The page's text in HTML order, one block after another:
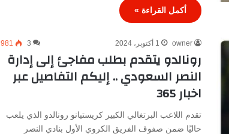
أكمل القراءة »
owner 1 أكتوبر، 2024 3
981
رونالدو يتقدم بطلب مفاجئ إلى إدارة
النصر السعودي .. إليكم التفاصيل عبر
اخبار 365
تقدم اللاعب البرتغالي الكبير كريستيانو رونالدو الذي يلعب
حاليًا ضمن صفوف الفريق الكروي الأول بنادي النصر